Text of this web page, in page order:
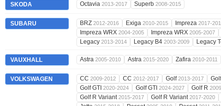
SKODA Octavia 2013-2017 Superb 2008-2015
SUBARU BRZ 2012-2016 Exiga 2010-2015 Impreza 2017-
Impreza WRX 2004-2005 Impreza WRX 2005-2007
Legacy 2013-2014 Legacy B4 2003-2009 Legacy
VAUXHALL Astra 2005-2010 Astra 2015-2020 Zafira 2010-2011
VOLKSWAGEN CC 2009-2012 CC 2012-2017 Golf2013-2017
Golf GTI 2020-2024 Golf GTI 2024-2027 Golf R
Golf R Variant2015-2017 Golf R Variant2017-2020